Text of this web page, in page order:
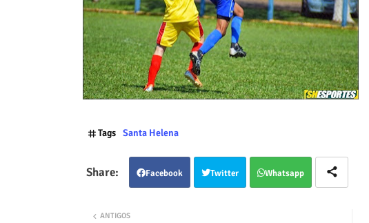
Tags Santa Helena
Facebook Twitter Whatsapp
ANTIGOS